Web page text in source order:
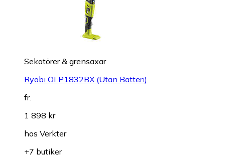
Sekatörer & grensaxar
Ryobi OLP1832BX (Utan Batteri)
fr.
1 898 kr
hos Verkter
+7 butiker